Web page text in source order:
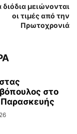
διόδια μειώνονται
οι τιμές από την
Πρωτοχρονιά
στο
Παρασκευής